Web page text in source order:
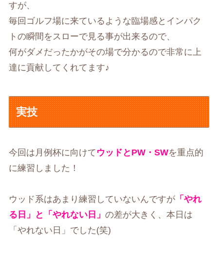
すが、
毎回ゴルフ場に来ているような臨場感とインパク
トの瞬間をスローで見る事が出来るので、
何がダメだったかがその場で分かるので非常に上
達に貢献してくれてます♪
実技
今回は月例杯に向けて ウッドとPW・SWを重点的
に練習しました！
ウッド系はあまり練習していないんですが 「やれ
る日」と「やれない日」 の差が大きく、本日は
「やれない日」でした(笑)